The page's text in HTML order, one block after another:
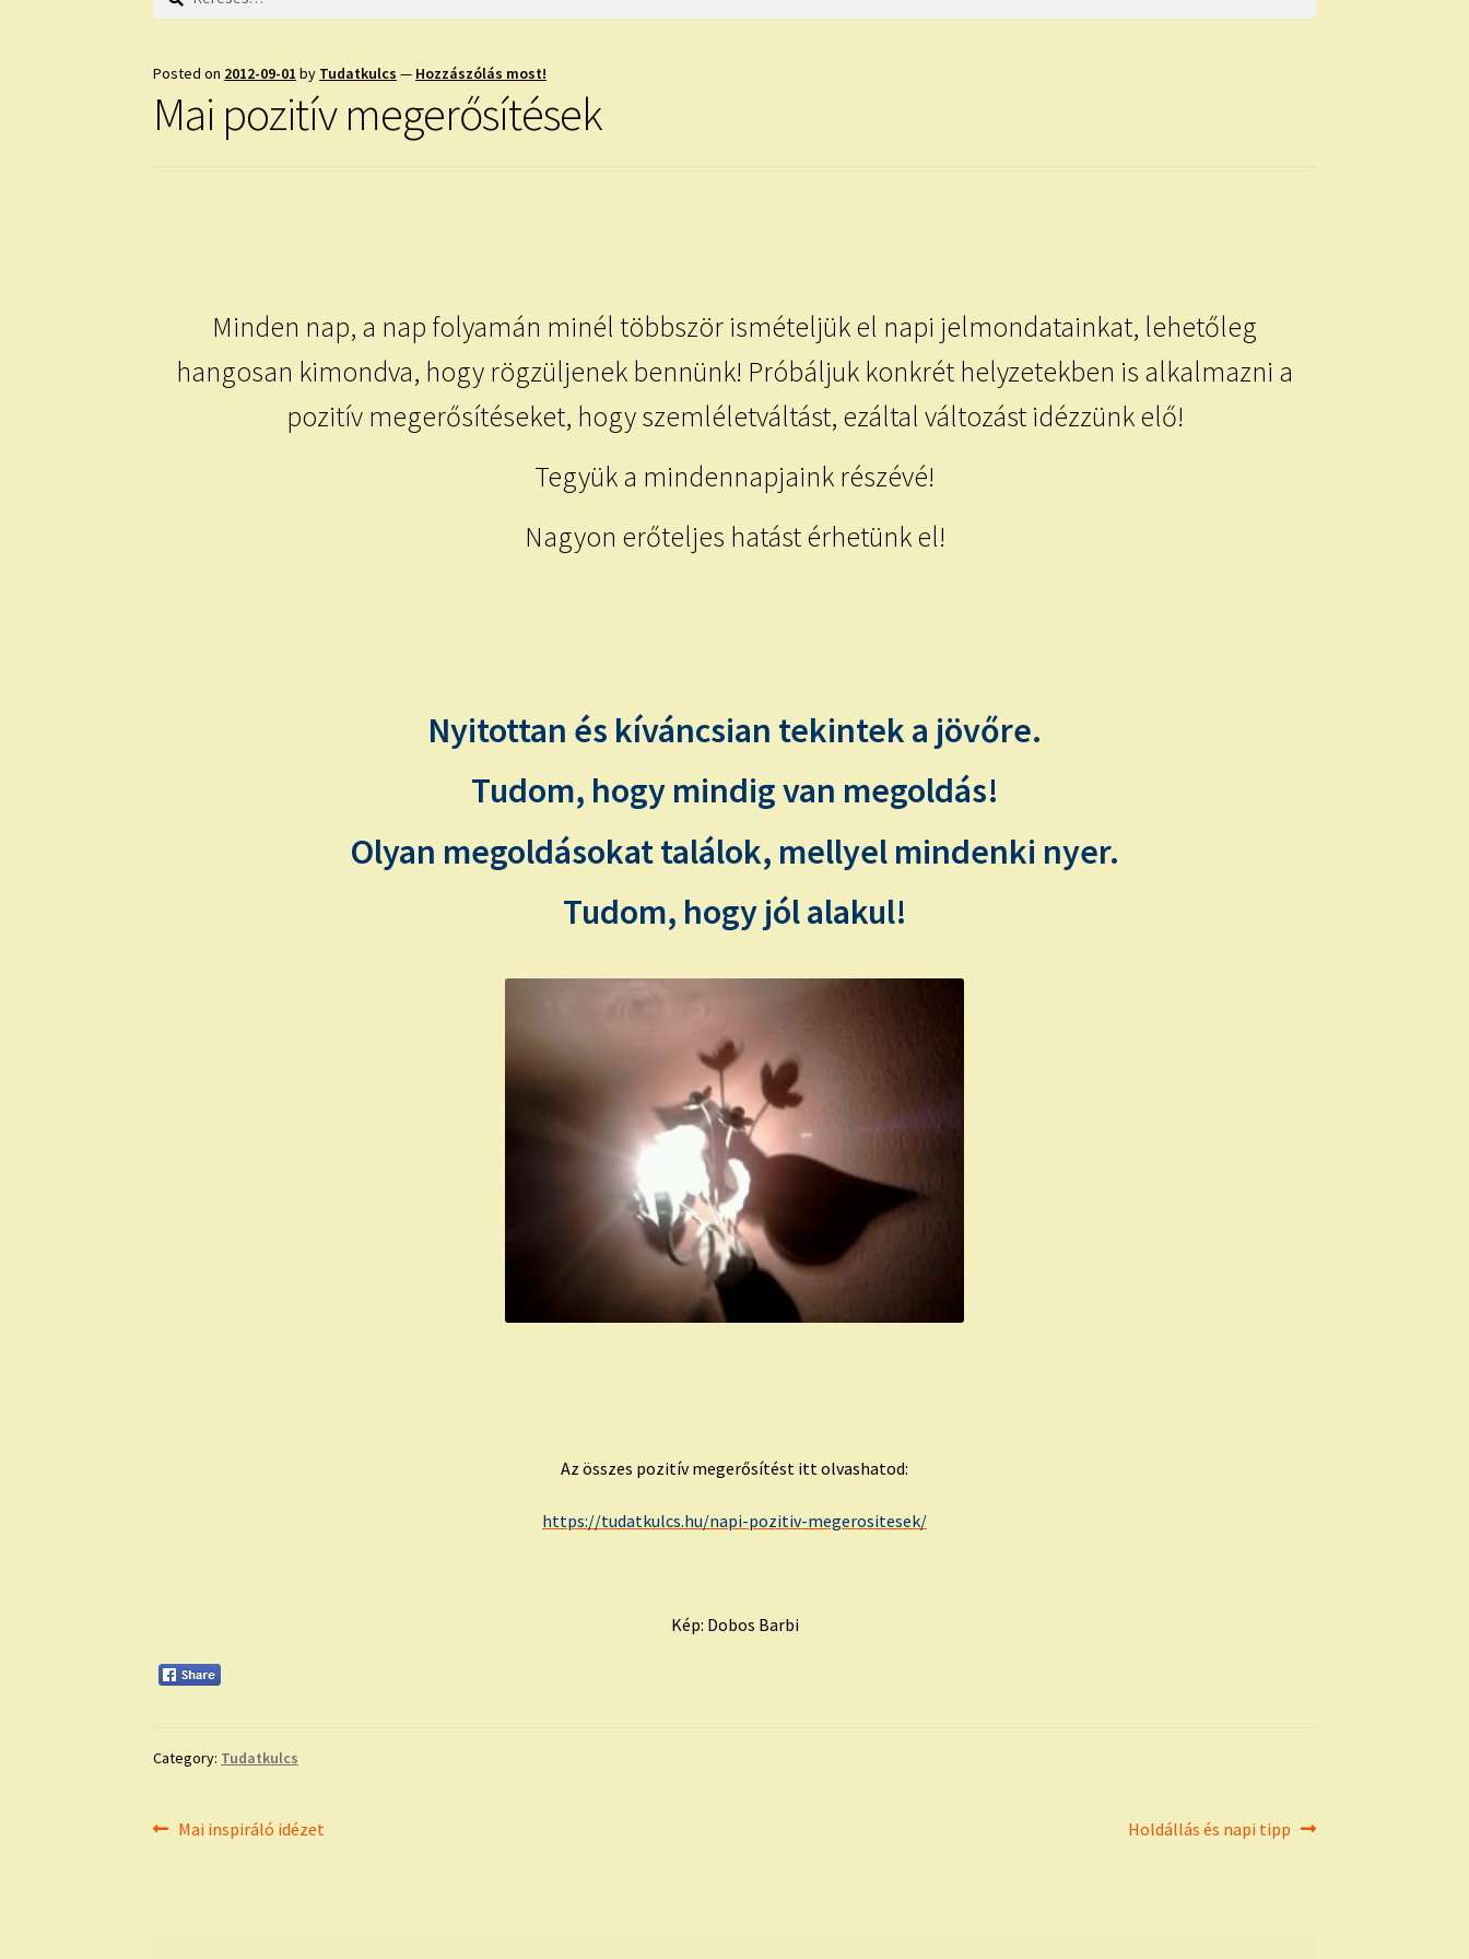
Posted on 2012-09-01 by Tudatkulcs — Hozzászólás most!
Mai pozitív megerősítések
Minden nap, a nap folyamán minél többször ismételjük el napi jelmondatainkat, lehetőleg
hangosan kimondva, hogy rögzüljenek bennünk! Próbáljuk konkrét helyzetekben is alkalmazni a
pozitív megerősítéseket, hogy szemléletváltást, ezáltal változást idézzünk elő!
Tegyük a mindennapjaink részévé!
Nagyon erőteljes hatást érhetünk el!
Nyitottan és kíváncsian tekintek a jövőre.
Tudom, hogy mindig van megoldás!
Olyan megoldásokat találok, mellyel mindenki nyer.
Tudom, hogy jól alakul!
Az összes pozitív megerősítést itt olvashatod:
https://tudatkulcs.hu/napi-pozitiv-megerositesek/
Kép: Dobos Barbi
Category: Tudatkulcs
Bejegyzés
Previous
Mai inspiráló idézet
Next
Holdállás és napi tipp